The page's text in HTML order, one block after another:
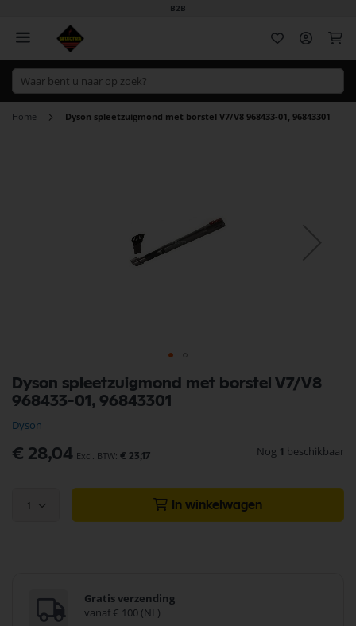
B2B
Home Dyson spleetzuigmond met borstel V7/V8 968433-01, 96843301
Dyson spleetzuigmond met borstel V7/V8
968433-01, 96843301
Dyson
€ 28,04 € 23,17 Nog 1 beschikbaar
1 In winkelwagen
Gratis verzending
vanaf € 100 (NL)
naar
het
van
de
afbeeldingen-